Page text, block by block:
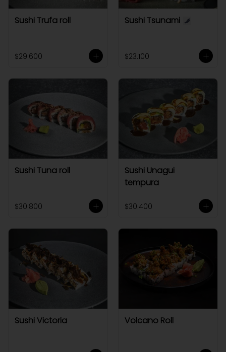
Sushi Trufa roll
$29.600
Sushi Tsunami
$23.100
Sushi Tuna roll
$30.800
Sushi Unagui
tempura
$30.400
Sushi Victoria Volcano Roll